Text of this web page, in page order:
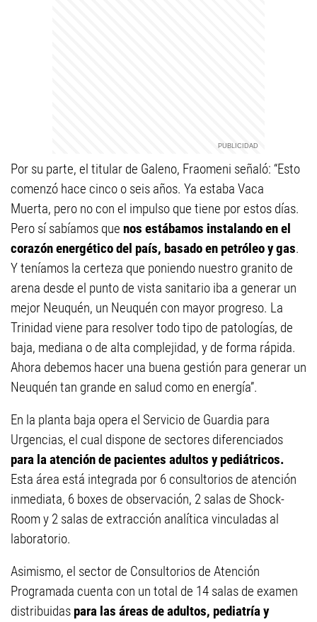
Por su parte, el titular de Galeno, Fraomeni señaló: “Esto
comenzó hace cinco o seis años. Ya estaba Vaca
Muerta, pero no con el impulso que tiene por estos días.
Pero sí sabíamos que nos estábamos instalando en el
corazón energético del país, basado en petróleo y gas.
Y teníamos la certeza que poniendo nuestro granito de
arena desde el punto de vista sanitario iba a generar un
mejor Neuquén, un Neuquén con mayor progreso. La
Trinidad viene para resolver todo tipo de patologías, de
baja, mediana o de alta complejidad, y de forma rápida.
Ahora debemos hacer una buena gestión para generar un
Neuquén tan grande en salud como en energía”.
En la planta baja opera el Servicio de Guardia para
Urgencias, el cual dispone de sectores diferenciados
para la atención de pacientes adultos y pediátricos.
Esta área está integrada por 6 consultorios de atención
inmediata, 6 boxes de observación, 2 salas de Shock-
Room y 2 salas de extracción analítica vinculadas al
laboratorio.
Asimismo, el sector de Consultorios de Atención
Programada cuenta con un total de 14 salas de examen
distribuidas para las áreas de adultos, pediatría y